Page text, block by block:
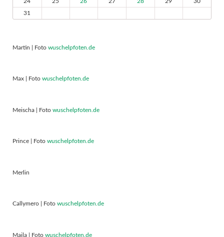
31
Martin | Foto wuschelpfoten.de
Max | Foto wuschelpfoten.de
Meischa | Foto wuschelpfoten.de
Prince | Foto wuschelpfoten.de
Merlin
Callymero | Foto wuschelpfoten.de
Maila | Foto wuschelpfoten.de